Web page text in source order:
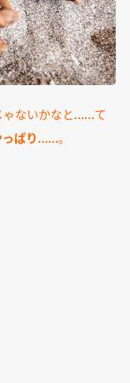
ゃないかなと……て
ぱり……。